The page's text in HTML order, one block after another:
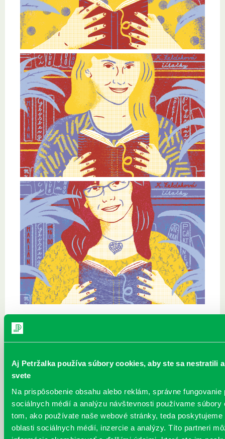
Aj Petržalka používa súbory cookies, aby ste sa nestratili
svete
Na prispôsobenie obsahu alebo reklám, správne fungovanie
sociálnych médií a analýzu návštevnosti používame súbory
tom, ako používate naše webové stránky, teda
oblasti sociálnych médií, inzercie a analýzy. Títo partneri
Najbližšie podujatia
Čítame ušami. Audioknihy v
ponuke petržalskej knižnice
Máme skvelé správy pre všetkých milovníkov kníh a príbehov!
Odteraz si môžete v našej knižnici nielen požičať klasické
papierové knihy a e-knihy, a...
DNES